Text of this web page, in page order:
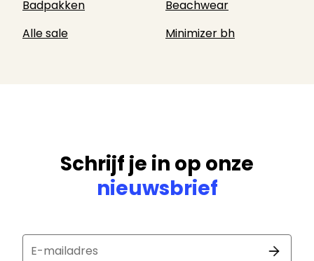
Badpakken
Beachwear
Alle sale
Minimizer bh
Schrijf je in op onze
nieuwsbrief
E-mailadres